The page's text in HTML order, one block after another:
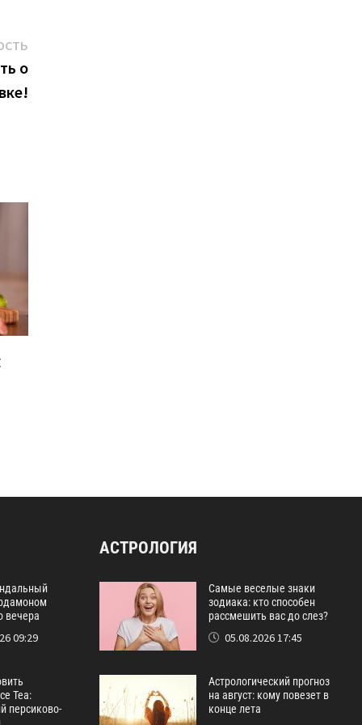
Следующая
новость:
о
вечера
09:29
Tea:
персиково-
АСТРОЛОГИЯ
Самые веселые знаки
зодиака: кто способен
рассмешить вас до слез?
05.08.2026 17:45
Астрологический прогноз
на август: кому повезет в
конце лета